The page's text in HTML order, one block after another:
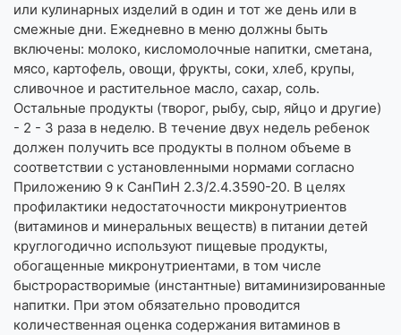
или кулинарных изделий в один и тот же день или в
смежные дни. Ежедневно в меню должны быть
включены: молоко, кисломолочные напитки, сметана,
мясо, картофель, овощи, фрукты, соки, хлеб, крупы,
сливочное и растительное масло, сахар, соль.
Остальные продукты (творог, рыбу, сыр, яйцо и другие)
- 2 - 3 раза в неделю. В течение двух недель ребенок
должен получить все продукты в полном объеме в
соответствии с установленными нормами согласно
Приложению 9 к СанПиН 2.3/2.4.3590-20. В целях
профилактики недостаточности микронутриентов
(витаминов и минеральных веществ) в питании детей
круглогодично используют пищевые продукты,
обогащенные микронутриентами, в том числе
быстрорастворимые (инстантные) витаминизированные
напитки. При этом обязательно проводится
количественная оценка содержания витаминов в